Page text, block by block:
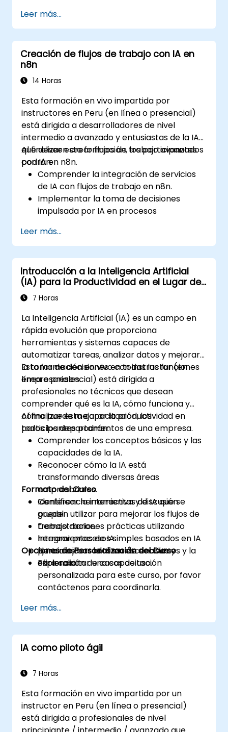
comunicación, los informes y la toma de
decisiones.
Garantizar un uso responsable y ético de
la IA en el entorno laboral.
Leer más...
Creación de flujos de trabajo con IA en
n8n
14 Horas
Esta formación en vivo impartida por
instructores en Peru (en línea o presencial)
está dirigida a desarrolladores de nivel
intermedio a avanzado y entusiastas de la IA
que deseen crear flujos de trabajo avanzados
con IA en n8n.
Al finalizar esta formación, los participantes
podrán:
Comprender la integración de servicios
de IA con flujos de trabajo en n8n.
Implementar la toma de decisiones
impulsada por IA en procesos
Crear nodos de IA personalizados y
utilizar nodos de IA preconstruidos en n8n.
Analizar y optimizar el rendimiento de los
flujos de trabajo con IA.
Leer más...
Introducción a la Inteligencia Artificial
(IA) para la Productividad en el Lugar de
Trabajo
7 Horas
La Inteligencia Artificial (IA) es un campo en
rápida evolución que proporciona
herramientas y sistemas capaces de
automatizar tareas, analizar datos y mejorar
la toma de decisiones en todas las funciones
empresariales.
Esta formación en vivo con instructor (en
línea o presencial) está dirigida a
profesionales no técnicos que desean
comprender qué es la IA, cómo funciona y
cómo puede mejorar la productividad en
todos los departamentos de una empresa.
Al finalizar esta capacitación, los
participantes podrán:
Comprender los conceptos básicos y las
capacidades de la IA.
Reconocer cómo la IA está
transformando diversas áreas
empresariales.
Identificar herramientas de IA que se
pueden utilizar para mejorar los flujos de
trabajo diarios.
Integrar procesos simples basados en IA
para mejorar la toma de decisiones y la
eficiencia.
Formato del Curso
Conferencia interactiva y discusión
grupal.
Demostraciones prácticas utilizando
herramientas de IA.
Ejercicios basados en escenarios y
exploración de casos de uso.
Opciones de Personalización del Curso
Para solicitar una capacitación
personalizada para este curso, por favor
contáctenos para coordinarla.
Leer más...
IA como piloto ágil
7 Horas
Esta formación en vivo impartida por un
instructor en Peru (en línea o presencial)
está dirigida a profesionales de nivel